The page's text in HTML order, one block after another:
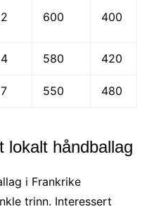
2 600 400
4 580 420
7 550 480
lokalt håndballag
i Frankrike
trinn. Interessert